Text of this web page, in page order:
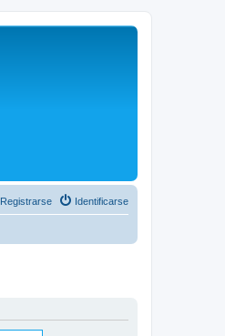
Identificarse
Registrarse